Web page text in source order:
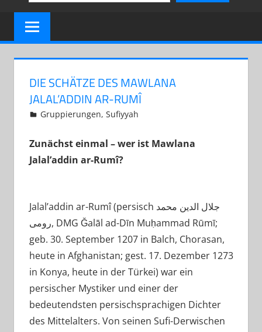
DIE SCHÄTZE DES MAWLANA
JALAL’ADDIN AR-RUMÎ
5. April 2013
Muwahid At-Turki
Gruppierungen,Sufiyyah
Zunächst einmal – wer ist Mawlana
Jalal’addin ar-Rumî?
Jalal’addin ar-Rumî (persisch ‏جلال الدین محمد
رومی‎, DMG Ǧalāl ad-Dīn Muḥammad Rūmī;
geb. 30. September 1207 in Balch, Chorasan,
heute in Afghanistan; gest. 17. Dezember 1273
in Konya, heute in der Türkei) war ein
persischer Mystiker und einer der
bedeutendsten persischsprachigen Dichter
des Mittelalters. Von seinen Sufi-Derwischen